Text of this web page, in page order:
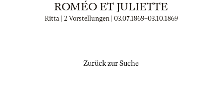
ROMÉO ET JULIETTE
Ritta | 2 Vorstellungen | 03.07.1869–03.10.1869
Zurück zur Suche